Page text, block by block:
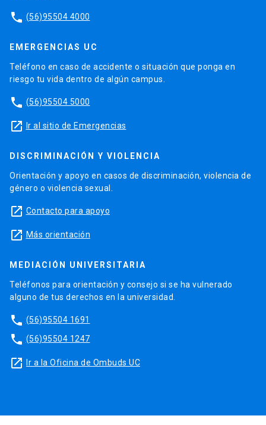
phone (56)95504 4000
EMERGENCIAS UC
Teléfono en caso de accidente o situación que ponga en
riesgo tu vida dentro de algún campus.
phone (56)95504 5000
launch Ir al sitio de Emergencias
DISCRIMINACIÓN Y VIOLENCIA
Orientación y apoyo en casos de discriminación, violencia de
género o violencia sexual.
launch Contacto para apoyo
launch Más orientación
MEDIACIÓN UNIVERSITARIA
Teléfonos para orientación y consejo si se ha vulnerado
alguno de tus derechos en la universidad.
phone (56)95504 1691
phone (56)95504 1247
launch Ir a la Oficina de Ombuds UC